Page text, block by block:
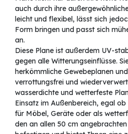
auch durch ihre
leicht und flexibel, lässt sich
Form bringen und passt sich
an.
Diese Plane ist außerdem UV-
gegen alle Witterungseinflüsse.
herkömmliche Gewebeplanen
verrottungsfrei und
wasserdichte und wetterfeste
Einsatz im Außenbereich, egal
für Möbel, Geräte oder als
den an allen 50 cm